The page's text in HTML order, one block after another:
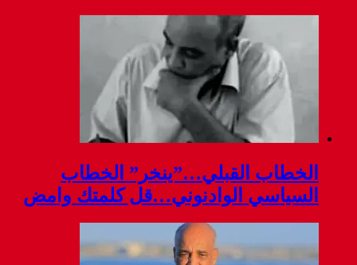
الخطاب القبلي…”ينخر” الخطاب
السياسي الوادنوني…قل كلمتك وامض